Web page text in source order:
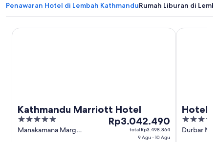
Penawaran Hotel di Lembah KathmanduRumah Liburan di
Kathmandu Marriott Hotel
5
out
Manakamana Marg
Harga
Rp3.042.490
Rp3.042.490
total Rp3.498.864
9 Agu - 10 Agu
Kathmandu Marriott Hotel
Hotel
5
out
Durbar
Hotel Yak &